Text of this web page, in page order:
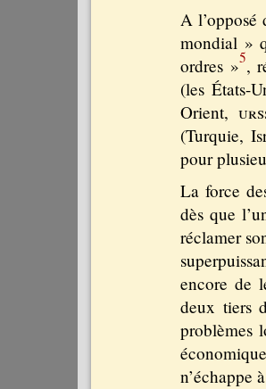
A l’opposé
mondial »
ordres »5,
(les États-
Orient,
(Turquie,
pour
La force
dès que
réclamer
encore de
deux tiers
problèmes
n’échappe